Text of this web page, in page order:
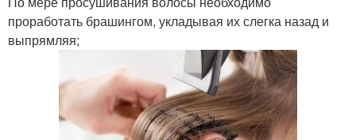
проработать брашингом, укладывая их слегка назад и
выпрямляя;